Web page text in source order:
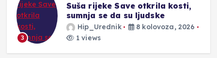
3
Suša rijeke Save otkrila kosti,
sumnja se da su ljudske
Hip_Urednik
8 kolovoza, 2026
1 views